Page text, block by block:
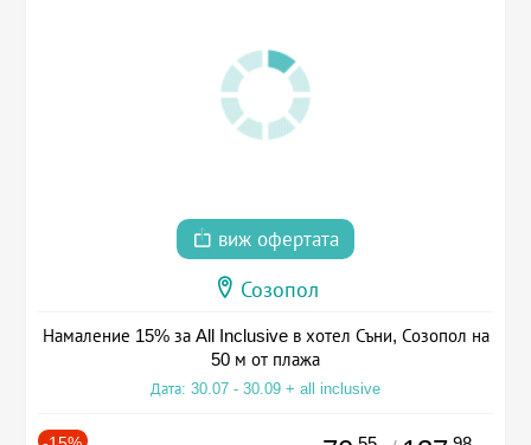
виж офертата
Созопол
Намаление 15% за All Inclusive в хотел Съни, Созопол на
50 м от плажа
Дата: 30.07 - 30.09 + all inclusive